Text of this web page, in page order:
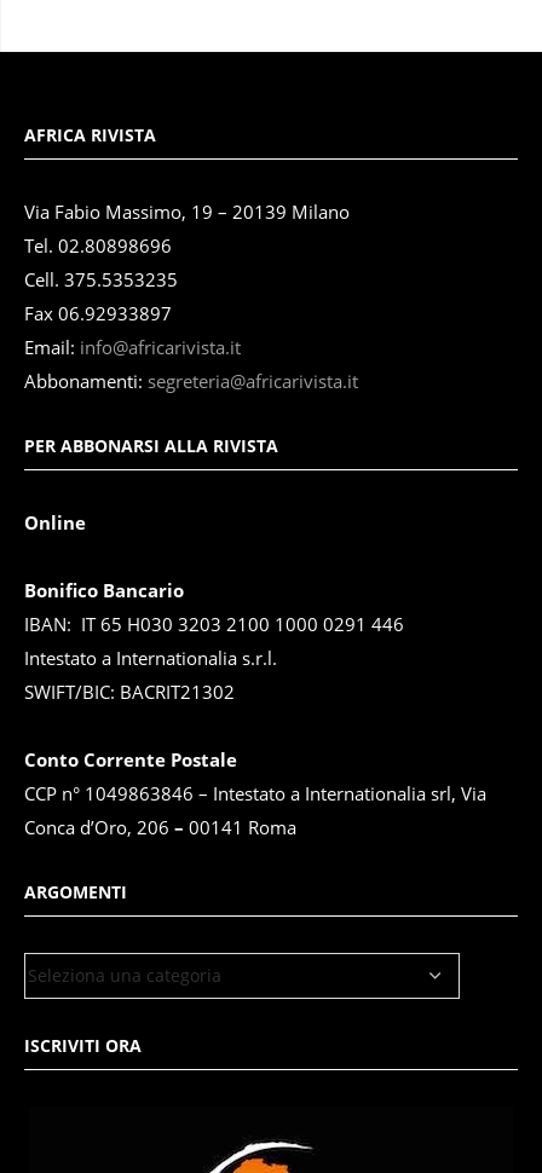
AFRICA RIVISTA
Via Fabio Massimo, 19 – 20139 Milano
Tel. 02.80898696
Cell. 375.5353235
Fax 06.92933897
Email: info@africarivista.it
Abbonamenti: segreteria@africarivista.it
PER ABBONARSI ALLA RIVISTA
Online
Bonifico Bancario
IBAN: IT 65 H030 3203 2100 1000 0291 446
Intestato a Internationalia s.r.l.
SWIFT/BIC: BACRIT21302
Conto Corrente Postale
CCP n° 1049863846 – Intestato a Internationalia srl, Via
Conca d’Oro, 206 – 00141 Roma
ARGOMENTI
ISCRIVITI ORA